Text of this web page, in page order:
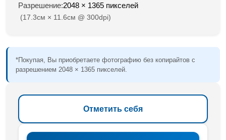
Разрешение:2048 × 1365 пикселей
(17.3см × 11.6см @ 300dpi)
*Покупая, Вы приобретаете фотографию без копирайтов с
разрешением 2048 × 1365 пикселей.
Отметить себя